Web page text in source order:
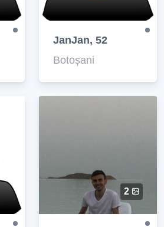
JanJan, 52
Botoșani
2